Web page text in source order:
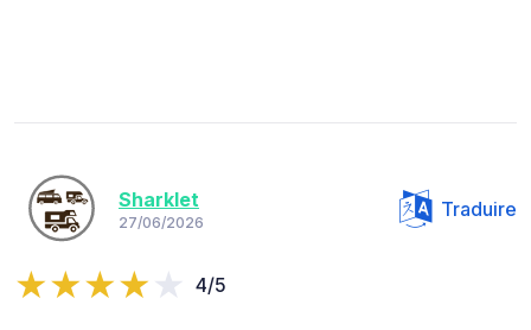
Sharklet
27/06/2026
Traduire
4/5